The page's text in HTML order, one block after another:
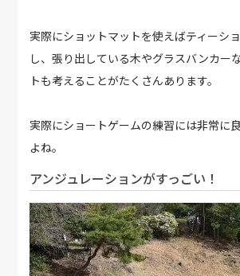
実際にショットマットを使えばティーシ
し、張り出している木やグラスバンカー
トも考えることがたくさんあります。
実際にショートゲームの練習には非常に
よね。
アンジュレーションがすっごい！